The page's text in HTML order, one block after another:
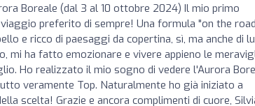
Boreale (dal 3 al 10 ottobre 2024) Il mio primo
preferito di sempre! Una formula "on the
e ricco di paesaggi da copertina, sì, ma anche di
mi ha fatto emozionare e vivere appieno le
Ho realizzato il mio sogno di vedere l'Aurora
veramente Top. Naturalmente ho già iniziato a
scelta! Grazie e ancora complimenti di cuore,